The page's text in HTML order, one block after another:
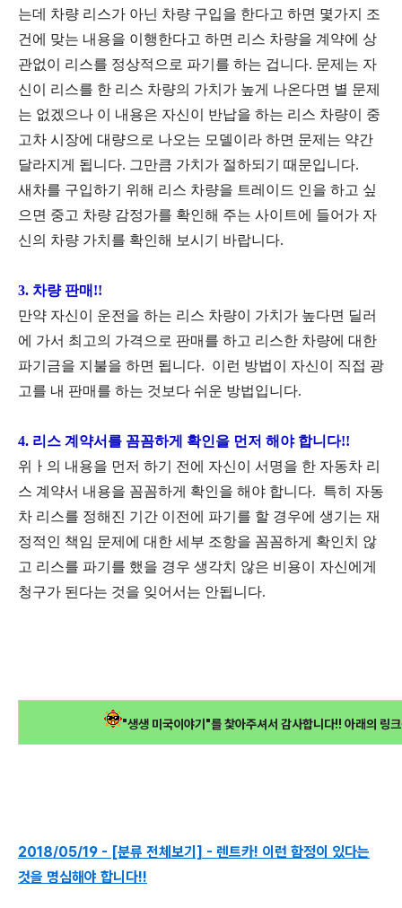
는데 차량 리스가 아닌 차량 구입을 한다고 하면 몇가지 조
건에 맞는 내용을 이행한다고 하면 리스 차량을 계약에 상
관없이 리스를 정상적으로 파기를 하는 겁니다. 문제는 자
신이 리스를 한 리스 차량의 가치가 높게 나온다면 별 문제
는 없겠으나 이 내용은 자신이 반납을 하는 리스 차량이 중
고차 시장에 대량으로 나오는 모델이라 하면 문제는 약간
달라지게 됩니다. 그만큼 가치가 절하되기 때문입니다.
새차를 구입하기 위해 리스 차량을 트레이드 인을 하고 싶
으면 중고 차량 감정가를 확인해 주는 사이트에 들어가 자
신의 차량 가치를 확인해 보시기 바랍니다.
3. 차량 판매!!
만약 자신이 운전을 하는 리스 차량이 가치가 높다면 딜러
에 가서 최고의 가격으로 판매를 하고 리스한 차량에 대한
파기금을 지불을 하면 됩니다. 이런 방법이 자신이 직접 광
고를 내 판매를 하는 것보다 쉬운 방법입니다.
4. 리스 계약서를 꼼꼼하게 확인을 먼저 해야 합니다!!
위ㅏ의 내용을 먼저 하기 전에 자신이 서명을 한 자동차 리
스 계약서 내용을 꼼꼼하게 확인을 해야 합니다. 특히 자동
차 리스를 정해진 기간 이전에 파기를 할 경우에 생기는 재
정적인 책임 문제에 대한 세부 조항을 꼼꼼하게 확인치 않
고 리스를 파기를 했을 경우 생각치 않은 비용이 자신에게
청구가 된다는 것을 잊어서는 안됩니다.
"생생 미국이야기"를 찿아주셔서 감사합니다!! 아래의 링
2018/05/19 - [분류 전체보기] - 렌트카! 이런 함정이 있다는
것을 명심해야 합니다!!